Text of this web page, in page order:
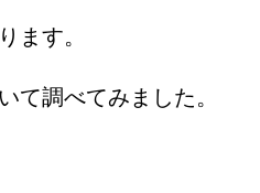
ます。
て調べてみました。